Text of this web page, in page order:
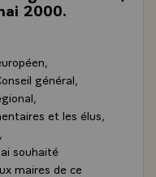
2000.
général,
et les élus,
souhaité
maires de ce